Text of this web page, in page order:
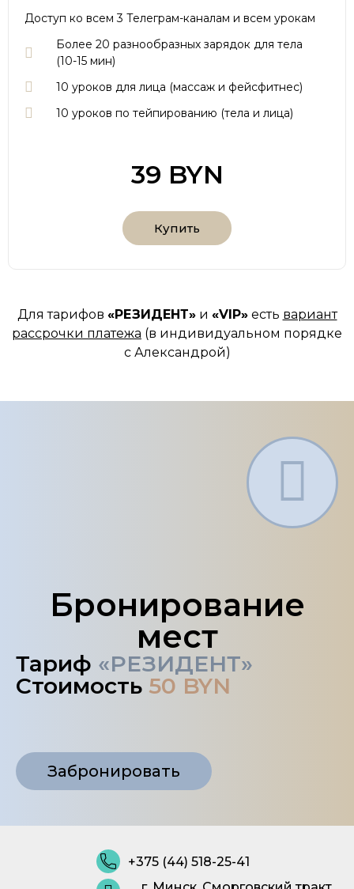
Доступ ко всем 3 Телеграм-каналам и всем урокам
Более 20 разнообразных зарядок для тела
(10-15 мин)
10 уроков для лица (массаж и фейсфитнес)
10 уроков по тейпированию (тела и лица)
39 BYN
Купить
Для тарифов «РЕЗИДЕНТ»и «VIP»есть вариант
рассрочки платежа (в индивидуальном порядке
с Александрой)
Бронирование
мест
Тариф «РЕЗИДЕНТ»
Стоимость 50 BYN
Забронировать
+375 (44) 518-25-41